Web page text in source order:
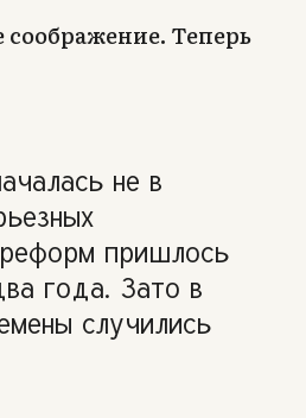
соображение. Теперь
не в
пришлось
года. Зато в
случились